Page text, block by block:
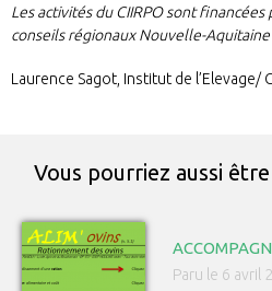
Les activités du CIIRPO sont
conseils régionaux Nouvelle-
Laurence Sagot, Institut de l’Elevage/
Vous pourriez aussi
Paru le 6 avril